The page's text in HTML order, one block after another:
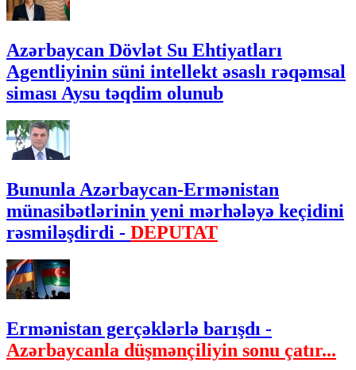
Azərbaycan Dövlət Su Ehtiyatları
Agentliyinin süni intellekt əsaslı rəqəmsal
siması Aysu təqdim olunub
Bununla Azərbaycan-Ermənistan
münasibətlərinin yeni mərhələyə keçidini
rəsmiləşdirdi - DEPUTAT
Ermənistan gerçəklərlə barışdı -
Azərbaycanla düşmənçiliyin sonu çatır...